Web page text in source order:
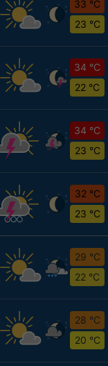
33 °C
23 °C
34 °C
22 °C
34 °C
23 °C
32 °C
23 °C
29 °C
22 °C
28 °C
20 °C